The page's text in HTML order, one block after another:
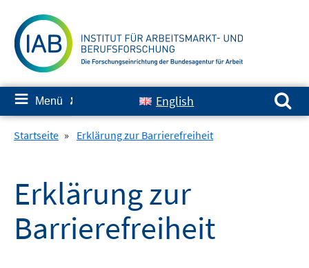
zum
Inhalt
≡ Menü ✘ English
Suchen nach:
Startseite » Erklärung zur Barrierefreiheit
Erklärung zur
Barrierefreiheit